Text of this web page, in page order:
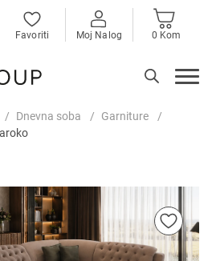
Favoriti Moj Nalog 0 Kom
Dnevna soba
Garniture